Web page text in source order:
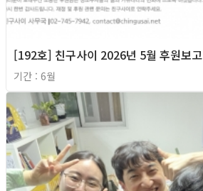
[192호] 친구사이 2026년 5월 후원보고
기간 : 6월